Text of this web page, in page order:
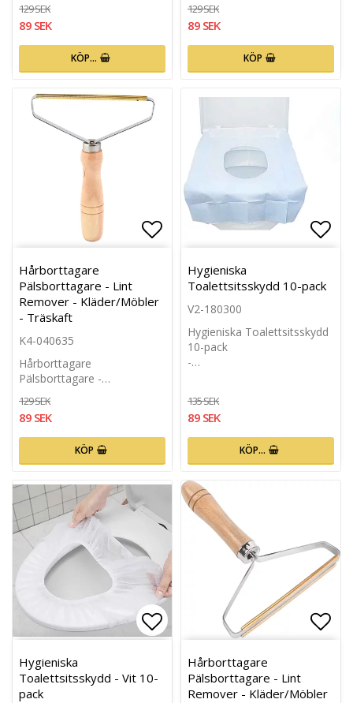
129 SEK
89 SEK
KÖP…
129 SEK
89 SEK
KÖP
Lägg till i favoritlistan
Hårborttagare
Pälsborttagare - Lint
Remover - Kläder/Möbler
- Träskaft
K4-040635
Hårborttagare
Pälsborttagare -…
129 SEK
89 SEK
KÖP
Hygieniska
Toalettsitsskydd 10-pack
V2-180300
Hygieniska Toalettsitsskydd
10-pack
-…
135 SEK
89 SEK
KÖP…
Lägg till i favoritlistan
Hygieniska
Toalettsitsskydd - Vit 10-
pack
Hårborttagare
Pälsborttagare - Lint
Remover - Kläder/Möbler